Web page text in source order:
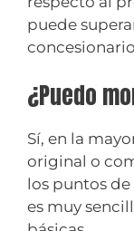
puede
¿Puedo
Sí, en la
original o
los puntos
es muy